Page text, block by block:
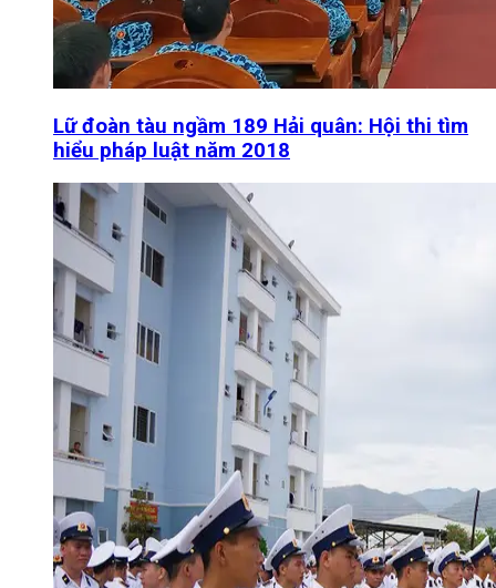
Lữ đoàn tàu ngầm 189 Hải quân: Hội thi tìm
hiểu pháp luật năm 2018